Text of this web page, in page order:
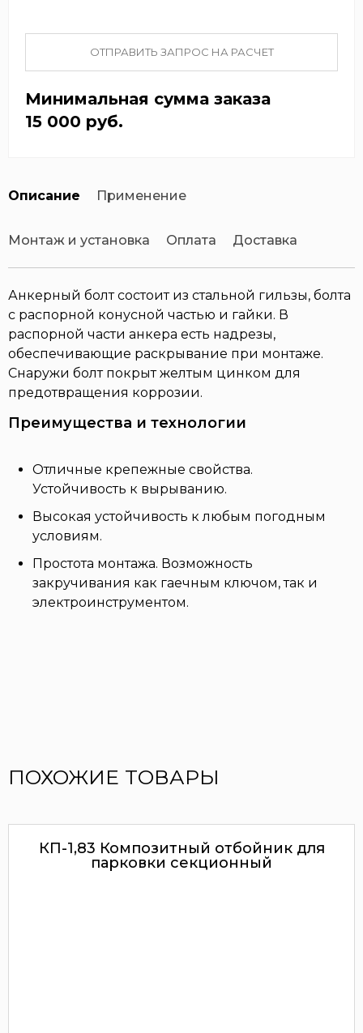
ОТПРАВИТЬ ЗАПРОС НА РАСЧЕТ
Минимальная сумма заказа
15 000 руб.
Описание Применение
Монтаж и установка Оплата Доставка
Анкерный болт состоит из стальной гильзы, болта
с распорной конусной частью и гайки. В
распорной части анкера есть надрезы,
обеспечивающие раскрывание при монтаже.
Снаружи болт покрыт желтым цинком для
предотвращения коррозии.
Преимущества и технологии
Отличные крепежные свойства.
Устойчивость к вырыванию.
Высокая устойчивость к любым погодным
условиям.
Простота монтажа. Возможность
закручивания как гаечным ключом, так и
электроинструментом.
ПОХОЖИЕ ТОВАРЫ
КП-1,83 Композитный отбойник для
парковки секционный